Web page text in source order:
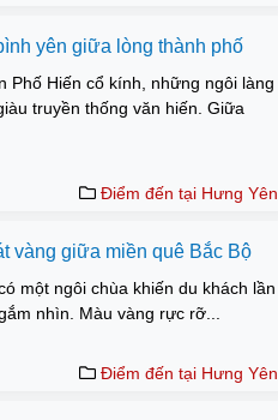
yên giữa lòng thành phố
Phố Hiến cổ kính, những ngôi làng
truyền thống văn hiến. Giữa
Điểm đến tại Hưng Yên
vàng giữa miền quê Bắc Bộ
một ngôi chùa khiến du khách lần
nhìn. Màu vàng rực rỡ...
Điểm đến tại Hưng Yên